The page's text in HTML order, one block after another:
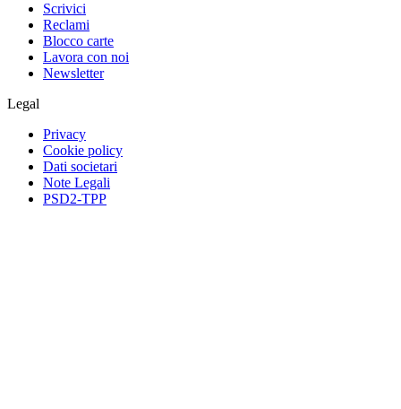
Scrivici
Reclami
Blocco carte
Lavora con noi
Newsletter
Legal
Privacy
Cookie policy
Dati societari
Note Legali
PSD2-TPP